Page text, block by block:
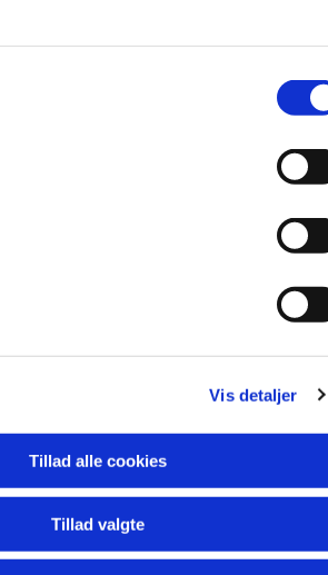
Vis detaljer
Tillad alle cookies
Tillad valgte
også kunne lide...